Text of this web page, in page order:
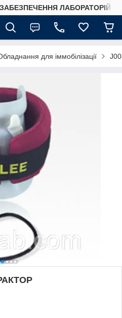
ЛАБОРАТОРІЙ
для іммобілізації